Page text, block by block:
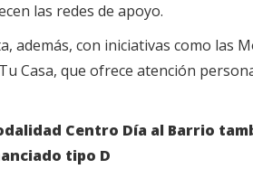
las redes de apoyo.
además, con iniciativas como las
Casa, que ofrece atención
Centro Día al Barrio
tipo D